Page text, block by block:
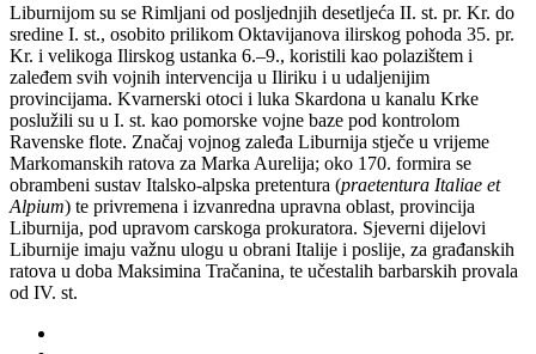
Liburnijom su se Rimljani od posljednjih desetljeća II. st. pr. Kr. do
sredine I. st., osobito prilikom Oktavijanova ilirskog pohoda 35. pr.
Kr. i velikoga Ilirskog ustanka 6.–9., koristili kao polazištem i
zaleđem svih vojnih intervencija u Iliriku i u udaljenijim
provincijama. Kvarnerski otoci i luka Skardona u kanalu Krke
poslužili su u I. st. kao pomorske vojne baze pod kontrolom
Ravenske flote. Značaj vojnog zaleđa Liburnija stječe u vrijeme
Markomanskih ratova za Marka Aurelija; oko 170. formira se
obrambeni sustav Italsko-alpska pretentura (praetentura Italiae et
Alpium) te privremena i izvanredna upravna oblast, provincija
Liburnija, pod upravom carskoga prokuratora. Sjeverni dijelovi
Liburnije imaju važnu ulogu u obrani Italije i poslije, za građanskih
ratova u doba Maksimina Tračanina, te učestalih barbarskih provala
od IV. st.